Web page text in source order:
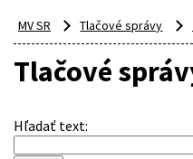
MV SR Tlačové správy
Tlačové
Hľadať text: